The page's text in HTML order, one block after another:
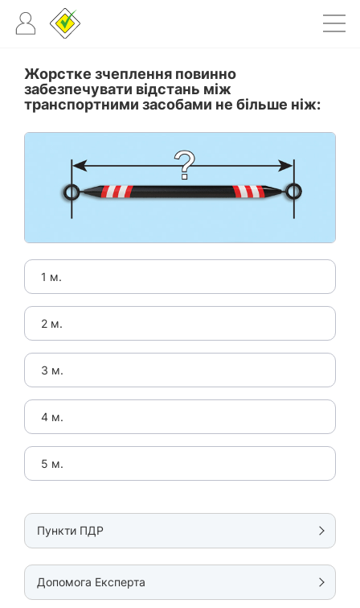
Жорстке зчеплення повинно
забезпечувати відстань між
транспортними засобами не більше ніж:
1 м.
2 м.
3 м.
4 м.
5 м.
Пункти ПДР
Допомога Експерта